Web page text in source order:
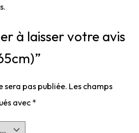
à laisser votre avis
sera pas publiée. Les champs
avec *